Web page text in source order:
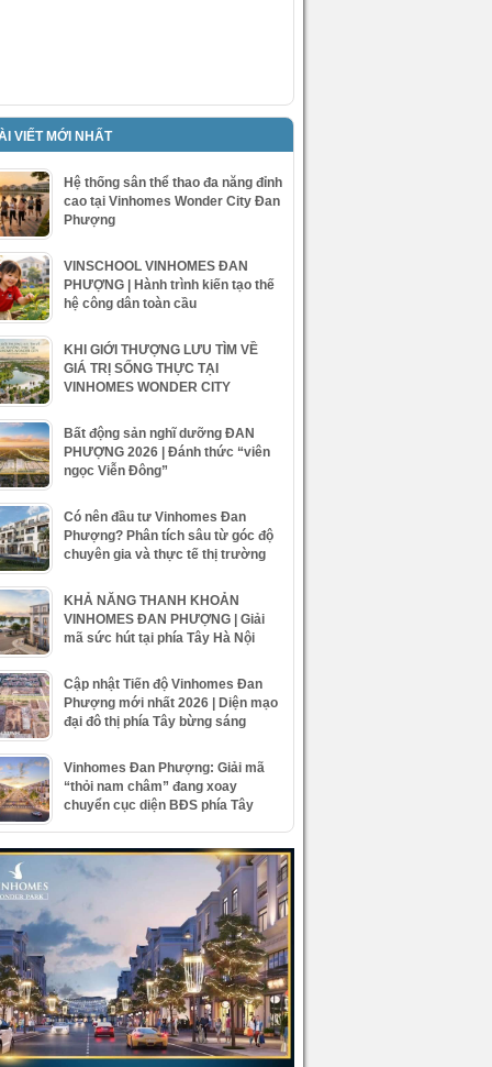
VIẾT MỚI NHẤT
Hệ thống sân thể thao đa năng đỉnh
cao tại Vinhomes Wonder City Đan
Phượng
VINSCHOOL VINHOMES ĐAN
PHƯỢNG | Hành trình kiến tạo thế
hệ công dân toàn cầu
KHI GIỚI THƯỢNG LƯU TÌM VỀ
GIÁ TRỊ SỐNG THỰC TẠI
VINHOMES WONDER CITY
Bất động sản nghĩ dưỡng ĐAN
PHƯỢNG 2026 | Đánh thức “viên
ngọc Viễn Đông”
Có nên đầu tư Vinhomes Đan
Phượng? Phân tích sâu từ góc độ
chuyên gia và thực tế thị trường
KHẢ NĂNG THANH KHOẢN
VINHOMES ĐAN PHƯỢNG | Giải
mã sức hút tại phía Tây Hà Nội
Cập nhật Tiến độ Vinhomes Đan
Phượng mới nhất 2026 | Diện mạo
đại đô thị phía Tây bừng sáng
Vinhomes Đan Phượng: Giải mã
“thỏi nam châm” đang xoay
chuyển cục diện BĐS phía Tây